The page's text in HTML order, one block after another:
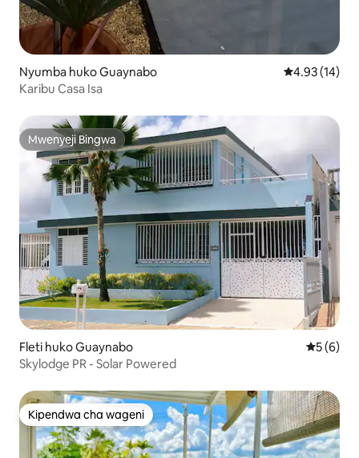
Nyumba huko Guaynabo Ukadiriaji wa
4.93 (14)
Karibu Casa Isa
Mwenyeji Bingwa
Mwenyeji Bingwa
Fleti huko Guaynabo
5 (6)
Skylodge PR - Solar Powered
Kipendwa cha wageni
Kipendwa cha wageni